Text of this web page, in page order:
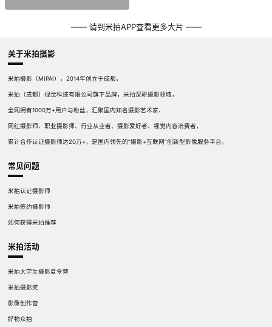
—— 请到米拍APP查看更多大片 ——
关于米拍摄影
米拍摄影（MIPAI），2014年创立于成都，
米拍（成都）视觉科技有限公司旗下品牌，米拍深耕摄影领域，
全网拥有1000万+用户与粉丝，汇聚国内知名摄影艺术家、
网红摄影师、职业摄影师、行业从业者、摄影爱好者、视觉内容消费者，
累计合作认证摄影师达20万+，是国内领先的“摄影+互联网”创新型影像服务平台。
常见问题
米拍认证摄影师
米拍签约摄影师
如何获得米拍推荐
米拍活动
米拍大学生摄影夏令营
米拍摄影奖
影像创作营
好物众拍